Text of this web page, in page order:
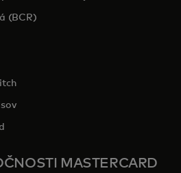
(BCR)
a new tab
MASTERCARD